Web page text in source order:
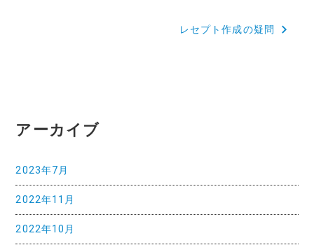
ョ
ン
レセプト作成の疑問
アーカイブ
2023年7月
2022年11月
2022年10月